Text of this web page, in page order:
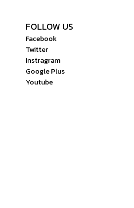
FOLLOW US
Facebook
Twitter
Instragram
Google Plus
Youtube